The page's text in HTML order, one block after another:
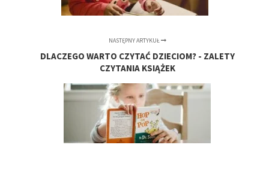
NASTĘPNY ARTYKUŁ
DLACZEGO WARTO CZYTAĆ DZIECIOM? - ZALETY
CZYTANIA KSIĄŻEK